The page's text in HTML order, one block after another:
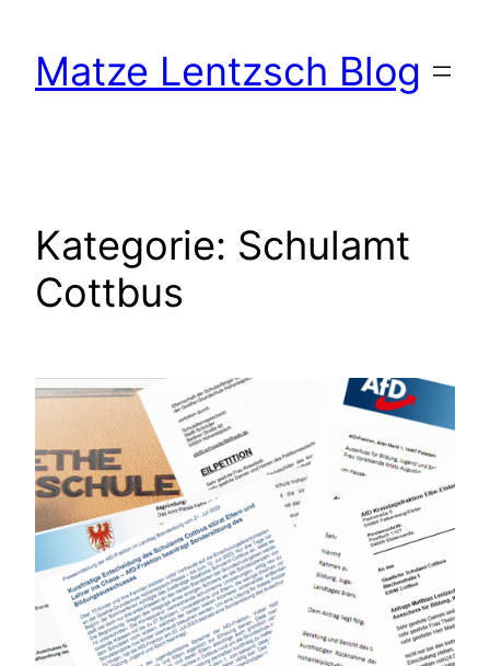
Inhalt
springen
Matze Lentzsch Blog
Kategorie: Schulamt
Cottbus